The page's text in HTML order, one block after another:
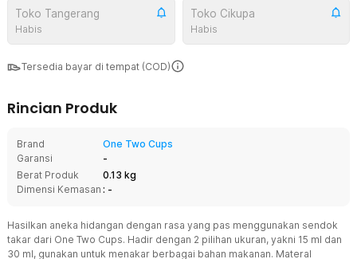
Toko Tangerang
Habis
Toko Cikupa
Habis
Tersedia bayar di tempat (COD)
Rincian Produk
Brand
One Two Cups
Garansi
-
Berat Produk
0.13 kg
Dimensi Kemasan : -
Hasilkan aneka hidangan dengan rasa yang pas menggunakan sendok
takar dari One Two Cups. Hadir dengan 2 pilihan ukuran, yakni 15 ml dan
30 ml, gunakan untuk menakar berbagai bahan makanan. Materal